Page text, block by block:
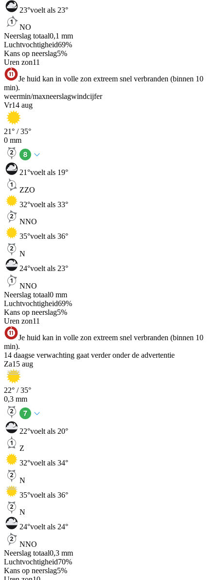
23°voelt als 23°
NO
Neerslag totaal0,1 mm
Luchtvochtigheid69%
Kans op neerslag5%
Uren zon11
Je huid kan in volle zon extreem snel verbranden (binnen 10
min).
weermin/maxneerslagwindcijfer
Vr14 aug
21° /35°
0 mm
21°voelt als 19°
ZZO
32°voelt als 33°
NNO
35°voelt als 36°
N
24°voelt als 23°
NNO
Neerslag totaal0 mm
Luchtvochtigheid69%
Kans op neerslag5%
Uren zon11
Je huid kan in volle zon extreem snel verbranden (binnen 10
min).
14 daagse verwachting gaat verder onder de advertentie
Za15 aug
22° /35°
0,3 mm
22°voelt als 20°
Z
32°voelt als 34°
N
35°voelt als 36°
N
24°voelt als 24°
NNO
Neerslag totaal0,3 mm
Luchtvochtigheid70%
Kans op neerslag5%